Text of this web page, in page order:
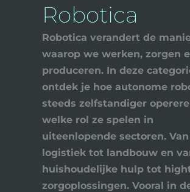
Robotica
Robotica verandert de
waarop we werken, zorgen
produceren. In deze
ontdek je hoe autonome
steeds zelfstandiger
welke rol ze spelen in
uiteenlopende sectoren. Van
logistiek tot landbouw en
huishoudelijke hulp tot
zorgoplossingen. Vooral in